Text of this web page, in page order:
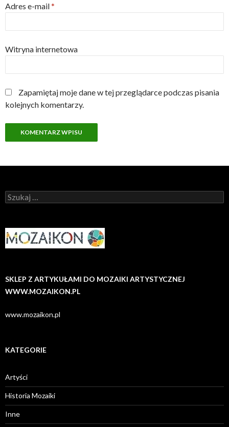
Adres e-mail*
Witryna internetowa
Zapamiętaj moje dane w tej przeglądarce podczas pisania
kolejnych komentarzy.
Szukaj:
SKLEP Z ARTYKUŁAMI DO MOZAIKI ARTYSTYCZNEJ
WWW.MOZAIKON.PL
www.mozaikon.pl
KATEGORIE
Artyści
Historia Mozaiki
Inne